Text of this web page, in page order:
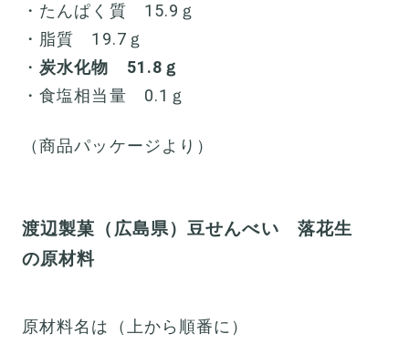
・たんぱく質 15.9ｇ
・脂質 19.7ｇ
・炭水化物 51.8ｇ
・食塩相当量 0.1ｇ
（商品パッケージより）
渡辺製菓（広島県）豆せんべい 落花生
の原材料
原材料名は（上から順番に）